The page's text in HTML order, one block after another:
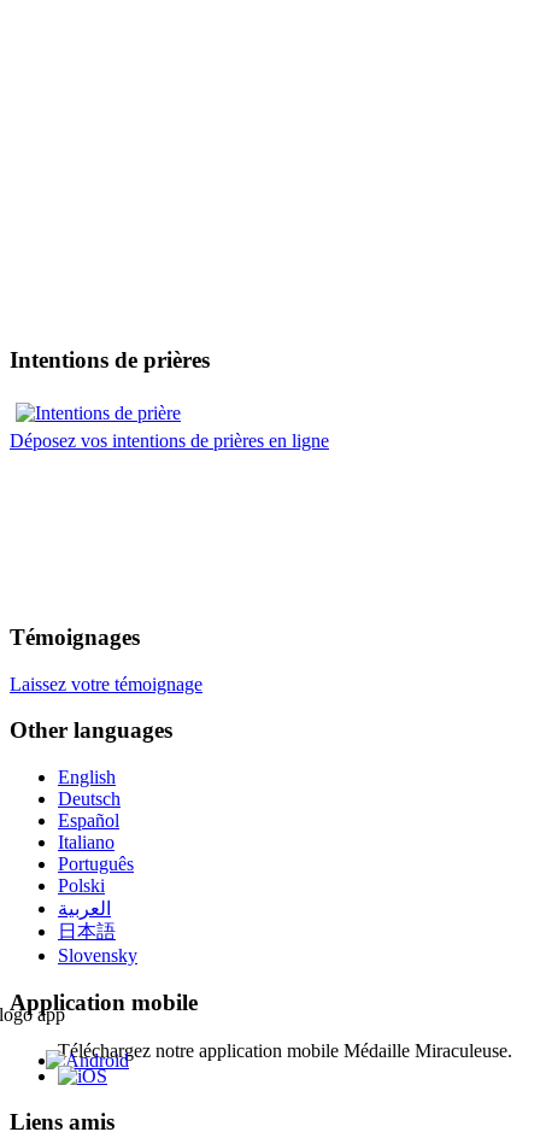
Intentions de prières
Déposez vos intentions de prières en ligne
Témoignages
Laissez votre témoignage
Other languages
English
Deutsch
Español
Italiano
Português
Polski
العربية
日本語
Slovensky
Application mobile
Téléchargez notre application mobile Médaille Miraculeuse.
Liens amis